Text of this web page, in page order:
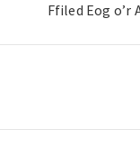
Ffiled Eog o’r